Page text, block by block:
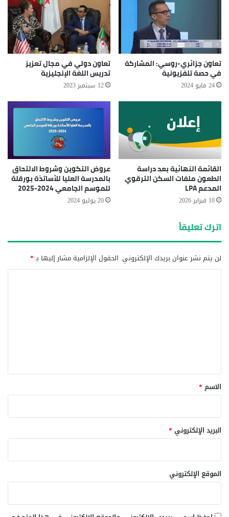
تعاون جزائري-روسي: المشاركة
في حصة تلفزيونية
24 مايو 2024
تعاون دولي في مجال تعزيز
تدريس اللغة الإنجليزية
12 سبتمبر 2023
القائمة النهائية بعد دراسة
الطعون ملفات السكن الترقوي
المدعم LPA
10 فبراير 2026
عروض التكوين وشروط الالتحاق
بالمدرسة العليا للأساتذة بورقلة
للموسم الجامعي 2024-2025
20 يوليو 2024
اترك تعليقاً
لن يتم نشر عنوان بريدك الإلكتروني. الحقول الإلزامية مشار إليها بـ*
*
الاسم *
البريد الإلكتروني *
الموقع الإلكتروني